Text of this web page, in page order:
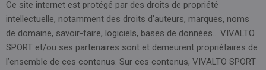
Ce site internet est protégé par des droits de propriété
intellectuelle, notamment des droits d’auteurs, marques, noms
de domaine, savoir-faire, logiciels, bases de données… VIVALTO
SPORT et/ou ses partenaires sont et demeurent propriétaires de
l’ensemble de ces contenus. Sur ces contenus, VIVALTO SPORT